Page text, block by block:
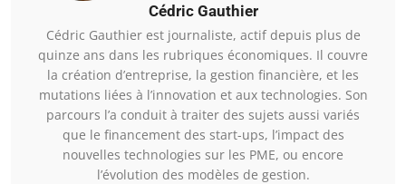
Cédric Gauthier
Cédric Gauthier est journaliste, actif depuis plus de
quinze ans dans les rubriques économiques. Il couvre
la création d’entreprise, la gestion financière, et les
mutations liées à l’innovation et aux technologies. Son
parcours l’a conduit à traiter des sujets aussi variés
que le financement des start-ups, l’impact des
nouvelles technologies sur les PME, ou encore
l’évolution des modèles de gestion.